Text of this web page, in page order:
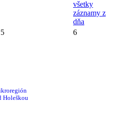
všetky
záznamy z
dňa
5 6